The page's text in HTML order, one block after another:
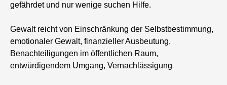
gefährdet und nur wenige suchen Hilfe.
Gewalt reicht von Einschränkung der Selbstbestimmung,
emotionaler Gewalt, finanzieller Ausbeutung,
Benachteiligungen im öffentlichen Raum,
entwürdigendem Umgang, Vernachlässigung